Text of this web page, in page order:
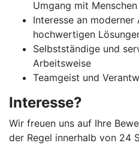
Umgang mit Menschen
Interesse an moderner
hochwertigen
Selbstständige und
Arbeitsweise
Teamgeist und
Interesse?
Wir freuen uns auf Ihre
der Regel innerhalb von 24